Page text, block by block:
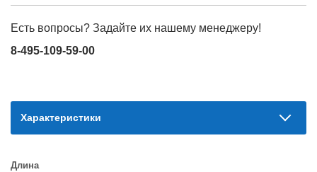
Есть вопросы? Задайте их нашему менеджеру!
8-495-109-59-00
Характеристики
Длина